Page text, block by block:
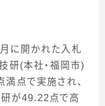
月に開かれた入札
研(本社・福岡市)
満点で実施され、
研が49.22 点で高